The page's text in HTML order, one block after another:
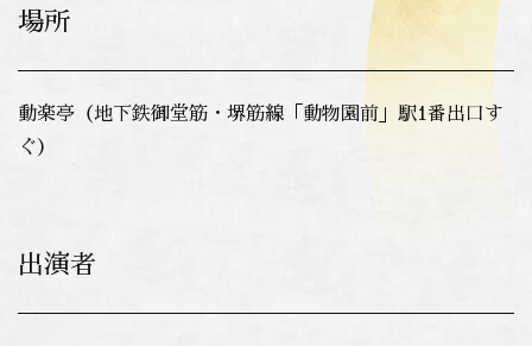
場所
動楽亭（地下鉄御堂筋・堺筋線「動物園前」駅1番出口す
ぐ）
出演者